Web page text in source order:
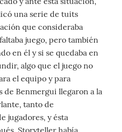
una serie de tuits
que consideraba
juego, pero también
en él y si se quedaba en
algo que el juego no
el equipo y para
de Benmergui llegaron a la
tanto de
jugadores, y ésta